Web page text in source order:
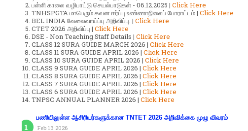
பள்ளி காலை வழிபாட்டு செயல்பாடுகள் - 06.12.2025 | Click Here
TNHSPGTA மாபெரும் கவன ஈர்ப்பு உண்ணாநிலைப் போராட்டம் | Click Here
BEL INDIA வேலைவாய்ப்பு அறிவிப்பு. | Click Here
CTET 2026 அறிவிப்பு | Click Here
DSE - Non Teaching Staff Details | Click Here
CLASS 12 SURA GUIDE MARCH 2026 | Click Here
CLASS 11 SURA GUIDE APRIL 2026 | Click Here
CLASS 10 SURA GUIDE APRIL 2026 | Click Here
CLASS 9 SURA GUIDE APRIL 2026 | Click Here
CLASS 8 SURA GUIDE APRIL 2026 | Click Here
CLASS 7 SURA GUIDE APRIL 2026 | Click Here
CLASS 6 SURA GUIDE APRIL 2026 | Click Here
TNPSC ANNUAL PLANNER 2026 | Click Here
பணியிலுள்ள ஆசிரியர்களுக்கான TNTET 2026 அறிவிக்கை முழு விவரம்
Feb 13 2026